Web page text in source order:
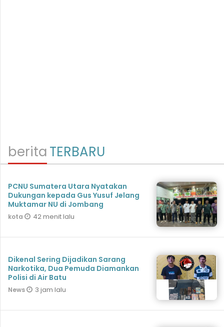
beritaTERBARU
PCNU Sumatera Utara Nyatakan
Dukungan kepada Gus Yusuf Jelang
Muktamar NU di Jombang
kota 42 menit lalu
Dikenal Sering Dijadikan Sarang
Narkotika, Dua Pemuda Diamankan
Polisi di Air Batu
News 3 jam lalu